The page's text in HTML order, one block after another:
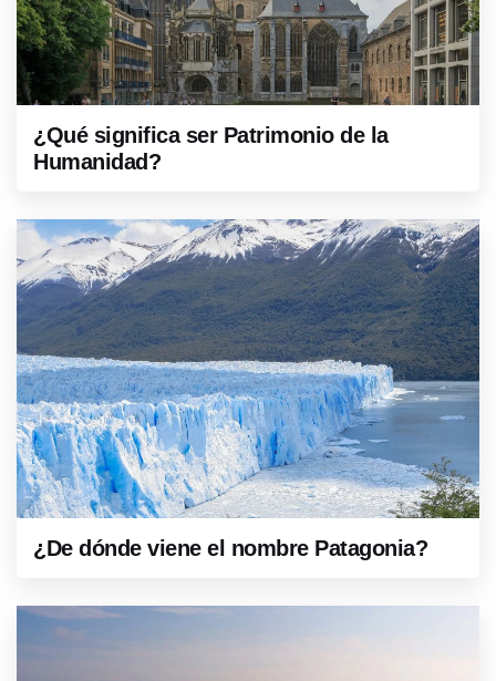
¿Qué significa ser Patrimonio de la
Humanidad?
¿De dónde viene el nombre Patagonia?